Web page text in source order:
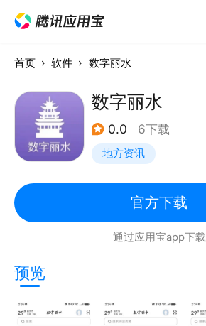
首页 软件 数字丽水
数字丽水
0.0 6下载
地方资讯
官方下载
通过应用宝app下载
预览